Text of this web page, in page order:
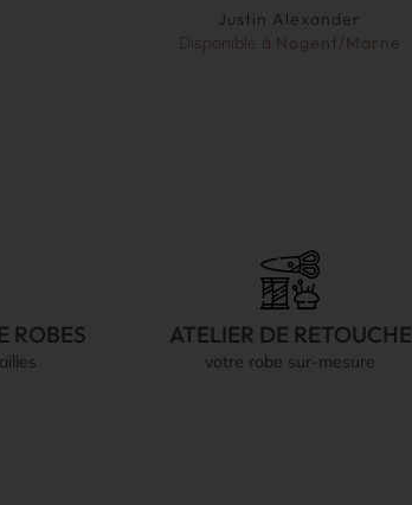
Justin Alexander
Disponible à Nogent/Marne
ROBES ATELIER DE RETOUCHE
votre robe sur-mesure